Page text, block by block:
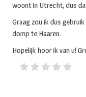
woont in Utrecht, dus
Graag zou ik dus
domp te Haaren.
Hopelijk hoor ik van u!